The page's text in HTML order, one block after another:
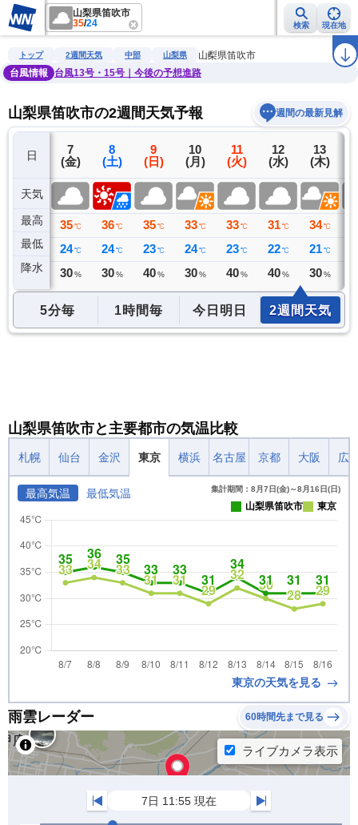
山梨県笛吹市
35/24 検索 現在地
雨雲レーダー 台風情報 地震情報 警報・注意報 ラ
トップ 2週間天気 中部 山梨県
山梨県笛吹市
台風情報
台風13号・15号｜今後の予想進路
山梨県笛吹市の2週間天気予報 週間の最新見解
日
天気
最高
最低
降水
6
(木)
36 ℃
25 ℃
0 ミリ
7
(金)
35 ℃
24 ℃
30 %
8
(土)
36 ℃
24 ℃
30 %
9
(日)
35 ℃
23 ℃
40 %
10
(月)
33 ℃
24 ℃
30 %
11
(火)
33 ℃
23 ℃
40 %
12
(水)
31 ℃
22 ℃
40 %
13
(木)
34 ℃
21 ℃
30 %
5分毎 1時間毎 今日明日 2週間天気
山梨県笛吹市と主要都市の気温比較
札幌 仙台 金沢 東京 横浜 名古屋 京都 大阪 広
最高気温 最低気温 集計期間：8月7日(金)～8月16日(日)
山梨県笛吹市 東京
東京の天気を見る
雨雲レーダー 60時間先まで見る